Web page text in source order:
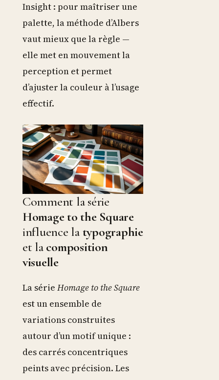
Insight : pour maîtriser une
palette, la méthode d’Albers
vaut mieux que la règle —
elle met en mouvement la
perception et permet
d’ajuster la couleur à l’usage
effectif.
Comment la série
Homage to the Square
influence latypographie
et lacomposition
visuelle
La série Homage to the Square
est un ensemble de
variations construites
autour d’un motif unique :
des carrés concentriques
peints avec précision. Les